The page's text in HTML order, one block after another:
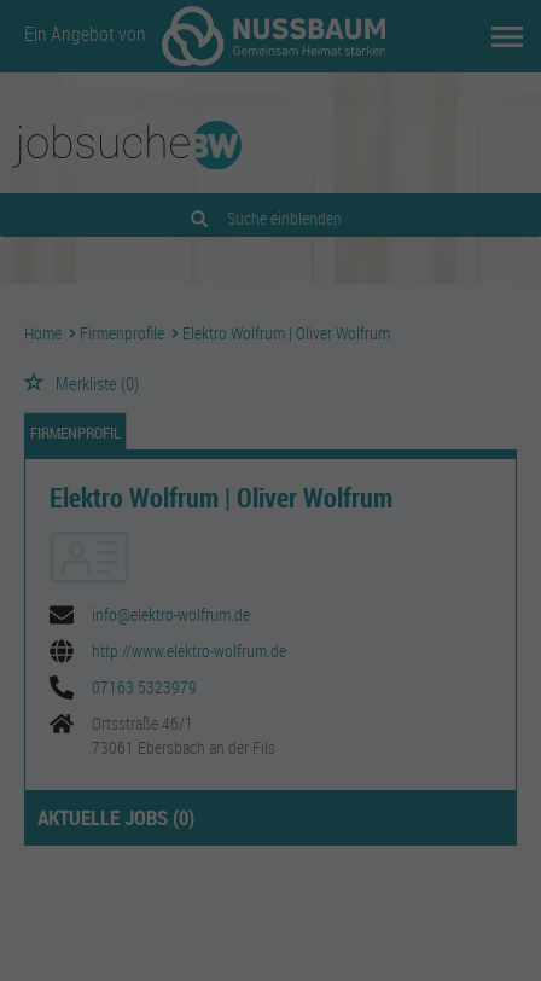
Ein Angebot von
Suche einblenden
Home Firmenprofile Elektro Wolfrum | Oliver Wolfrum
Merkliste (0)
FIRMENPROFIL
Elektro Wolfrum | Oliver Wolfrum
info@elektro-wolfrum.de
http://www.elektro-wolfrum.de
07163 5323979
Ortsstraße 46/1
73061 Ebersbach an der Fils
AKTUELLE JOBS (0)